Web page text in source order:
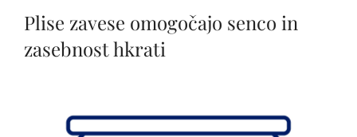
Plise zavese omogočajo senco in
zasebnost hkrati